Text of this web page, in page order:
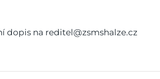
dopis na reditel@zsmshalze.cz